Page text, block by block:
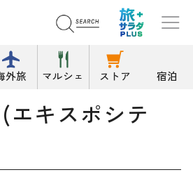
外旅 マルシェ ストア 宿泊
設 EXPOCITY(エキスポシティ)
エキスポシテ